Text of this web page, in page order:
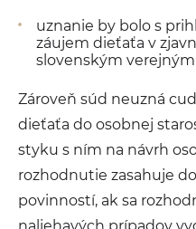
uznanie by bolo s
záujem dieťaťa v
slovenským
Zároveň súd neuzná
dieťaťa do osobnej
styku s ním na návrh
rozhodnutie zasahuje
povinností, ak sa